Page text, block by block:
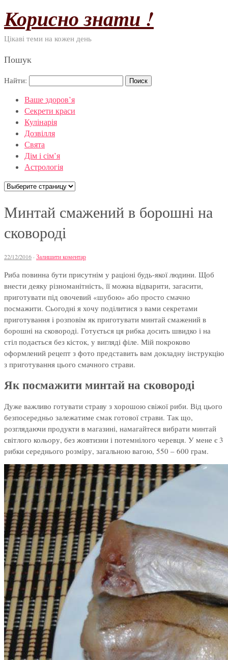
Корисно знати !
Цікаві теми на кожен день
Пошук
Найти:
Ваше здоров’я
Секрети краси
Кулінарія
Дозвілля
Свята
Дім і сім’я
Астрологія
Минтай смажений в борошні на
сковороді
22/12/2016 · Залишити коментар
Риба повинна бути присутнім у раціоні будь-якої людини. Щоб
внести деяку різноманітність, її можна відварити, загасити,
приготувати під овочевий «шубою» або просто смачно
посмажити. Сьогодні я хочу поділитися з вами секретами
приготування і розповім як приготувати минтай смажений в
борошні на сковороді. Готується ця рибка досить швидко і на
стіл подається без кісток, у вигляді філе. Мій покроково
оформлений рецепт з фото представить вам докладну інструкцію
з приготування цього смачного страви.
Як посмажити минтай на сковороді
Дуже важливо готувати страву з хорошою свіжої риби. Від цього
безпосередньо залежатиме смак готової страви. Так що,
розглядаючи продукти в магазині, намагайтеся вибрати минтай
світлого кольору, без жовтизни і потемнілого черевця. У мене є 3
рибки середнього розміру, загальною вагою, 550 – 600 грам.